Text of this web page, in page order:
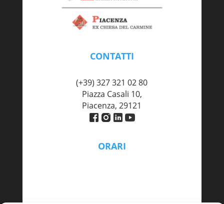
CONTATTI
(+39) 327 321 02 80
Piazza Casali 10,
Piacenza, 29121
ORARI